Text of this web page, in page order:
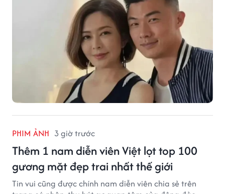
PHIM ẢNH 3 giờ trước
Thêm 1 nam diễn viên Việt lọt top 100
gương mặt đẹp trai nhất thế giới
Tin vui cũng được chính nam diễn viên chia sẻ trên